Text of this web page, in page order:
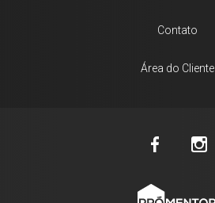
Contato
Área do Cliente